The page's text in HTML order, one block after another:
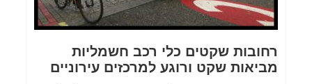
רחובות שקטים כלי רכב חשמליות
מביאות שקט ורוגע למרכזים עירוניים